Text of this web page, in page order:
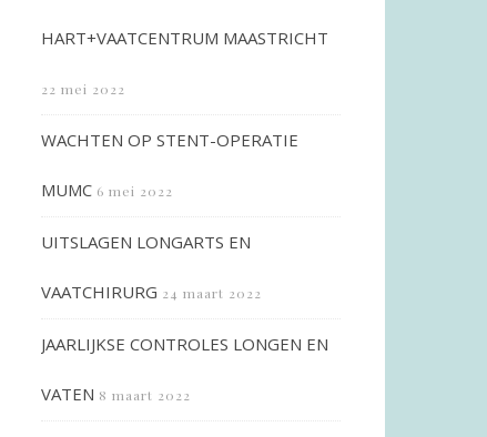
HART+VAATCENTRUM MAASTRICHT
22 mei 2022
WACHTEN OP STENT-OPERATIE
MUMC 6 mei 2022
UITSLAGEN LONGARTS EN
VAATCHIRURG 24 maart 2022
JAARLIJKSE CONTROLES LONGEN EN
VATEN 8 maart 2022